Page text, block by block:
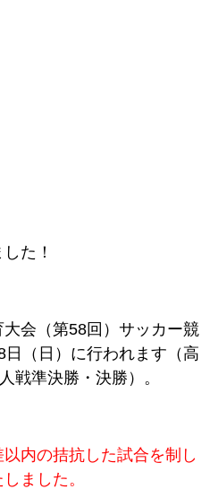
た！
会（第58回）サッカー競
日（日）に行われます（高
戦準決勝・決勝）。
内の拮抗した試合を制し
ました。